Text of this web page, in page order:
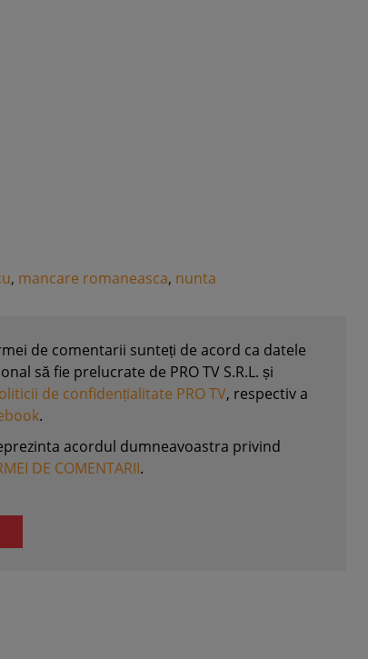
, mancare romaneasca, nunta
de comentarii sunteți de acord ca datele
să fie prelucrate de PRO TV S.R.L. și
de confidențialitate PRO TV, respectiv a
.
acordul dumneavoastra privind
DE COMENTARII.